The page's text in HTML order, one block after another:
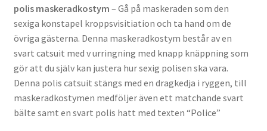
polis maskeradkostym – Gå på maskeraden som den
sexiga konstapel kroppsvisitiation och ta hand om de
övriga gästerna. Denna maskeradkostym består av en
svart catsuit med v urringning med knapp knäppning som
gör att du själv kan justera hur sexig polisen ska vara.
Denna polis catsuit stängs med en dragkedja i ryggen, till
maskeradkostymen medföljer även ett matchande svart
bälte samt en svart polis hatt med texten “Police”